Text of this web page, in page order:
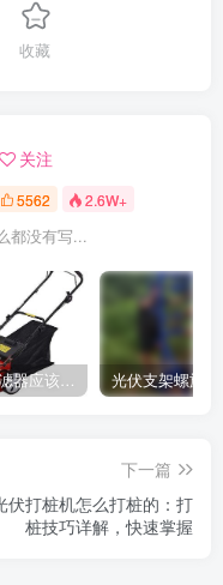
收藏
关注
5562 2.6W+
都没有写...
割草机的空滤器应该怎么清洁
下一篇
伏打桩机怎么打桩的：打
桩技巧详解，快速掌握